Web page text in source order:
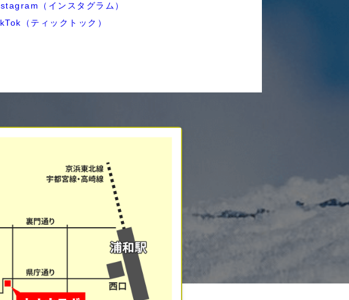
（インスタグラム）
（ティックトック）